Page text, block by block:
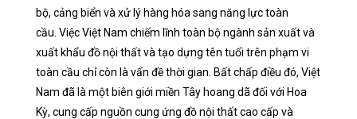
bộ, cảng biển và xử lý hàng hóa sang năng lực toàn
cầu. Việc Việt Nam chiếm lĩnh toàn bộ ngành sản xuất và
xuất khẩu đồ nội thất và tạo dựng tên tuổi trên phạm vi
toàn cầu chỉ còn là vấn đề thời gian. Bất chấp điều đó, Việt
Nam đã là một biên giới miền Tây hoang dã đối với Hoa
Kỳ, cung cấp nguồn cung ứng đồ nội thất cao cấp và